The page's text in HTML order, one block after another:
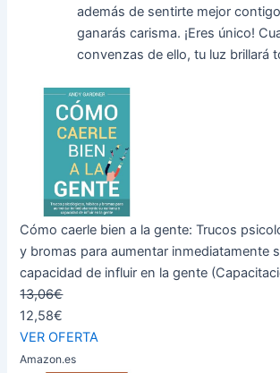
además de sentirte mejor
ganarás carisma. ¡Eres único!
convenzas de ello, tu luz brillará
Cómo caerle bien a la gente: Trucos
y bromas para aumentar inmediatamente
capacidad de influir en la gente
13,06€
12,58€
VER OFERTA
Amazon.es